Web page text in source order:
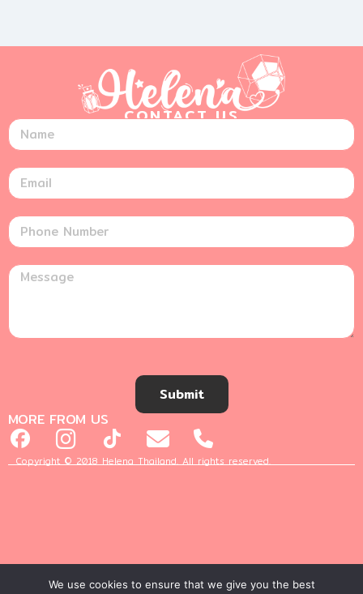
CONTACT US
Submit
MORE FROM US
Copyright © 2018 Helena Thailand. All rights reserved.
We use cookies to ensure that we give you the best